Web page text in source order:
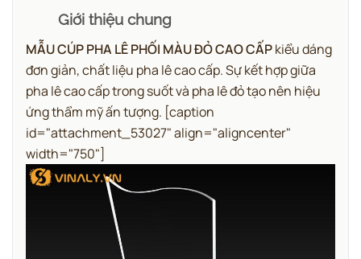
Giới thiệu chung
MẪU CÚP PHA LÊ PHỐI MÀU ĐỎ CAO CẤPkiểu dáng
đơn giản, chất liệu pha lê cao cấp. Sự kết hợp giữa
pha lê cao cấp trong suốt và pha lê đỏ tạo nên hiệu
ứng thẩm mỹ ấn tượng. [caption
id="attachment_53027" align="aligncenter"
width="750"]